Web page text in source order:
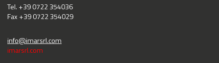
Tel. +39 0722 354036
Fax +39 0722 354029
info@imarsrl.com
imarsrl.com